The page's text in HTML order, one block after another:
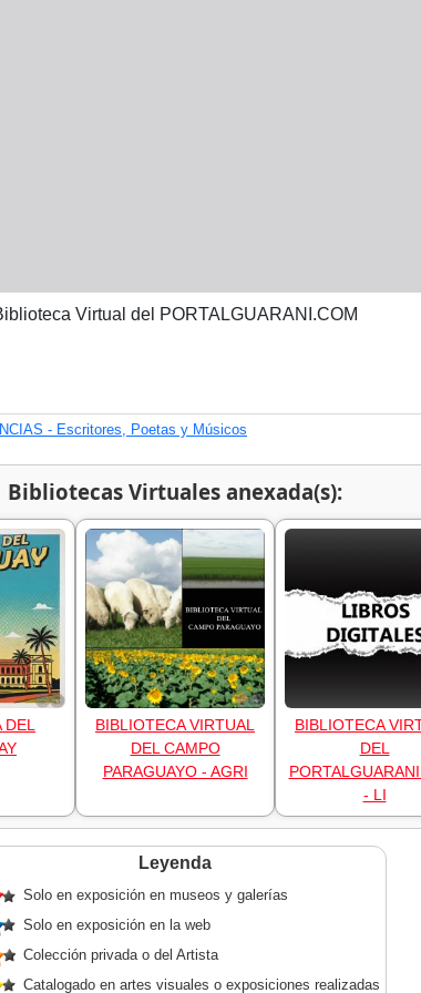
Virtual del PORTALGUARANI.COM
- Escritores, Poetas y Músicos
Bibliotecas Virtuales anexada(s):
BIBLIOTECA VIRTUAL
DEL CAMPO
PARAGUAYO - AGRI
BIBLIOTECA
DEL
- LI
Leyenda
Solo en exposición en museos y galerías
Solo en exposición en la web
Colección privada o del Artista
Catalogado en artes visuales o exposiciones realizadas